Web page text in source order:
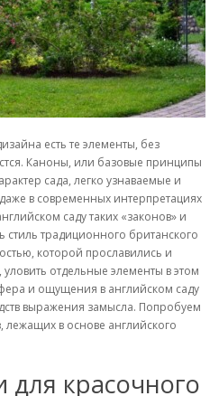
есть те элементы, без
Каноны, или базовые принципы
сада, легко узнаваемые и
в современных интерпретациях
саду таких «законов» и
традиционного британского
которой прославились и
отдельные элементы в этом
и ощущения в английском саду
выражения замысла. Попробуем
лежащих в основе английского
для красочного